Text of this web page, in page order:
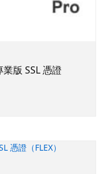
版 SSL 憑證